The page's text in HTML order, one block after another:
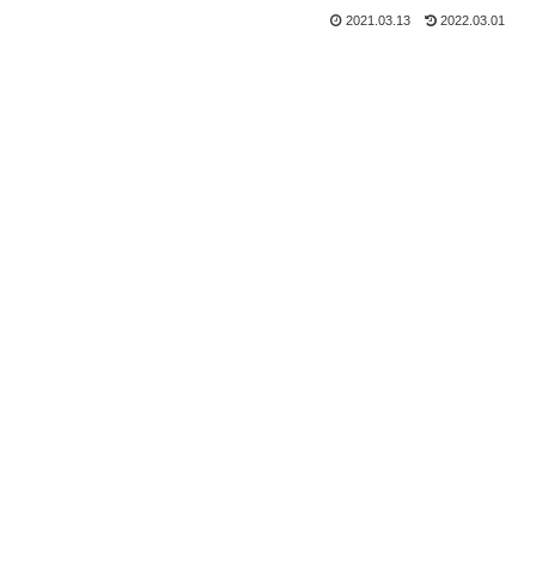
2021.03.13 2022.03.01